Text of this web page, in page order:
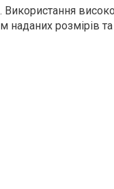
наданих розмірів